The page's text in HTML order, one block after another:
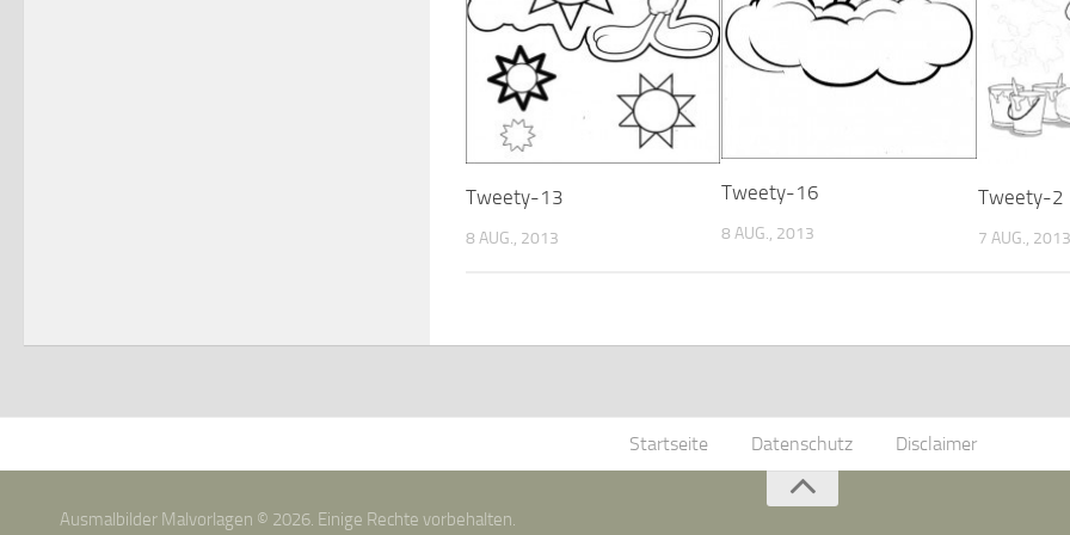
Tweety-13
8 AUG., 2013
Tweety-16
8 AUG., 2013
Tweety-2
7 AUG., 2013
Startseite Datenschutz Disclaimer
Ausmalbilder Malvorlagen © 2026. Einige Rechte vorbehalten.